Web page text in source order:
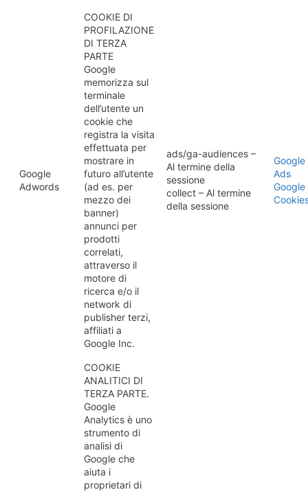
Google
Adwords
COOKIE DI
PROFILAZIONE
DI TERZA
PARTE
Google
memorizza sul
terminale
dell’utente un
cookie che
registra la visita
effettuata per
mostrare in
futuro all’utente
(ad es. per
mezzo dei
banner)
annunci per
prodotti
correlati,
attraverso il
motore di
ricerca e/o il
network di
publisher terzi,
affiliati a
Google Inc.
ads/ga-audiences –
Al termine della
sessione
collect – Al termine
della sessione
Google
Ads
Google
COOKIE
ANALITICI DI
TERZA PARTE.
Google
Analytics è uno
strumento di
analisi di
Google che
aiuta i
proprietari di